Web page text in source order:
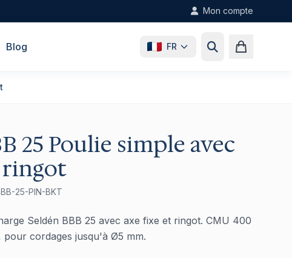
Mon compte
Blog FR
25 Poulie simple avec
ringot
25-PIN-BKT
Seldén BBB 25 avec axe fixe et ringot. CMU 400
pour cordages jusqu'à Ø5 mm.